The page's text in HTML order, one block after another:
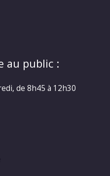
au public :
de 8h45 à 12h30